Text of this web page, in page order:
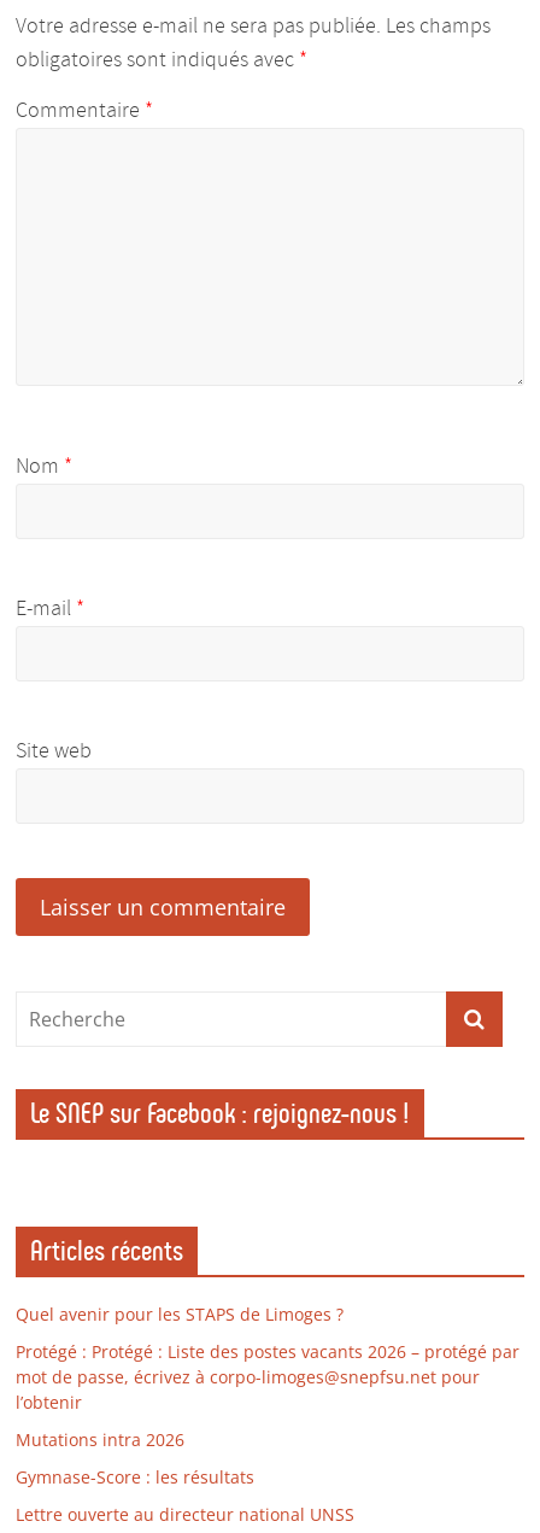
Votre adresse e-mail ne sera pas publiée. Les champs
obligatoires sont indiqués avec *
Commentaire *
Nom *
E-mail *
Site web
Le SNEP sur Facebook : rejoignez-nous !
Articles récents
Quel avenir pour les STAPS de Limoges ?
Protégé : Protégé : Liste des postes vacants 2026 – protégé par
mot de passe, écrivez à corpo-limoges@snepfsu.net pour
l’obtenir
Mutations intra 2026
Gymnase-Score : les résultats
Lettre ouverte au directeur national UNSS